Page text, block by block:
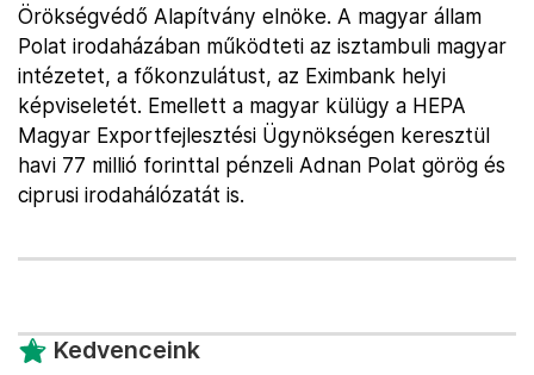
Örökségvédő Alapítvány elnöke. A magyar állam
Polat irodaházában működteti az isztambuli magyar
intézetet, a főkonzulátust, az Eximbank helyi
képviseletét. Emellett a magyar külügy a HEPA
Magyar Exportfejlesztési Ügynökségen keresztül
havi 77 millió forinttal pénzeli Adnan Polat görög és
ciprusi irodahálózatát is.
Kedvenceink